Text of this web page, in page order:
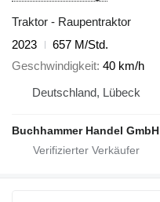
Traktor - Raupentraktor
2023
657 M/Std.
Geschwindigkeit 40 km/h
Deutschland, Lübeck
Buchhammer Handel GmbH